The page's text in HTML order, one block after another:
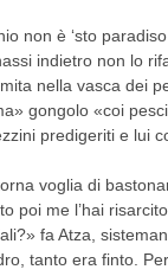
non è ‘sto
indietro non lo
nella vasca dei
gongolo «coi
predigeriti e lui
voglia di
poi me l’hai
fa Atza,
tanto era finto.